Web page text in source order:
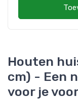
Houten
cm) - Een
voor je